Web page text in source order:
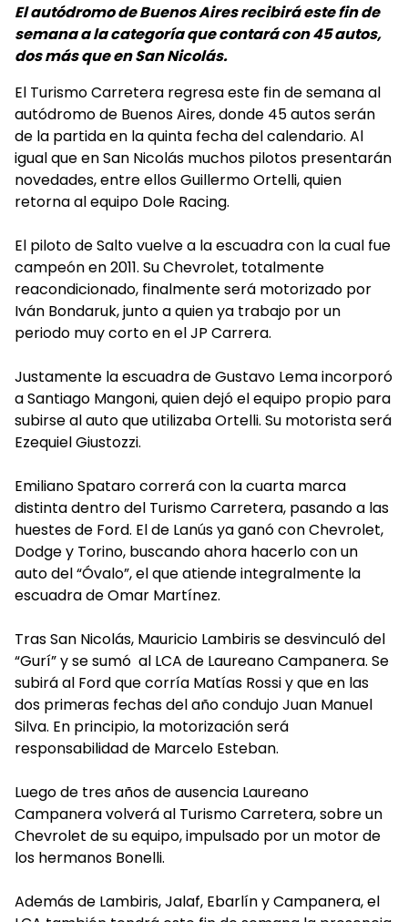
El autódromo de Buenos Aires recibirá este fin de
semana a la categoría que contará con 45 autos,
dos más que en San Nicolás.
El Turismo Carretera regresa este fin de semana al
autódromo de Buenos Aires, donde 45 autos serán
de la partida en la quinta fecha del calendario. Al
igual que en San Nicolás muchos pilotos presentarán
novedades, entre ellos Guillermo Ortelli, quien
retorna al equipo Dole Racing.
El piloto de Salto vuelve a la escuadra con la cual fue
campeón en 2011. Su Chevrolet, totalmente
reacondicionado, finalmente será motorizado por
Iván Bondaruk, junto a quien ya trabajo por un
periodo muy corto en el JP Carrera.
Justamente la escuadra de Gustavo Lema incorporó
a Santiago Mangoni, quien dejó el equipo propio para
subirse al auto que utilizaba Ortelli. Su motorista será
Ezequiel Giustozzi.
Emiliano Spataro correrá con la cuarta marca
distinta dentro del Turismo Carretera, pasando a las
huestes de Ford. El de Lanús ya ganó con Chevrolet,
Dodge y Torino, buscando ahora hacerlo con un
auto del “Óvalo”, el que atiende integralmente la
escuadra de Omar Martínez.
Tras San Nicolás, Mauricio Lambiris se desvinculó del
“Gurí” y se sumó al LCA de Laureano Campanera. Se
subirá al Ford que corría Matías Rossi y que en las
dos primeras fechas del año condujo Juan Manuel
Silva. En principio, la motorización será
responsabilidad de Marcelo Esteban.
Luego de tres años de ausencia Laureano
Campanera volverá al Turismo Carretera, sobre un
Chevrolet de su equipo, impulsado por un motor de
los hermanos Bonelli.
Además de Lambiris, Jalaf, Ebarlín y Campanera, el